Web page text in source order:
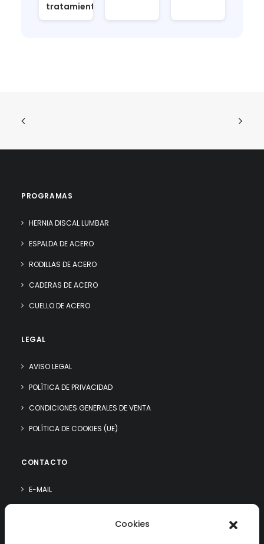
Cookies
tratamiento
PROGRAMAS
HERNIA DISCAL LUMBAR
ESPALDA DE ACERO
RODILLAS DE ACERO
CADERAS DE ACERO
CUELLO DE ACERO
LEGAL
AVISO LEGAL
POLÍTICA DE PRIVACIDAD
CONDICIONES GENERALES DE VENTA
POLÍTICA DE COOKIES (UE)
CONTACTO
E-MAIL